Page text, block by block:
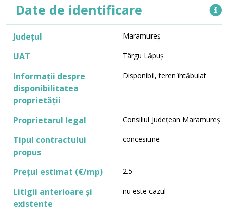
Date de identificare
Județul Maramureș
UAT Târgu Lăpuș
Informații despre
disponibilitatea
proprietății
Disponibil, teren întăbulat
Proprietarul legal Consiliul Județean Maramureș
Tipul contractului
propus
concesiune
Prețul estimat (€/mp) 2.5
Litigii anterioare și
existente
nu este cazul